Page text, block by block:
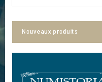
Nouveaux produits